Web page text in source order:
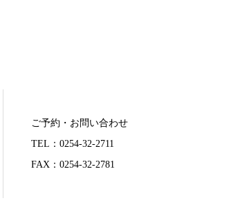
ご予約・お問い合わせ
TEL： 0254-32-2711
FAX：0254-32-2781